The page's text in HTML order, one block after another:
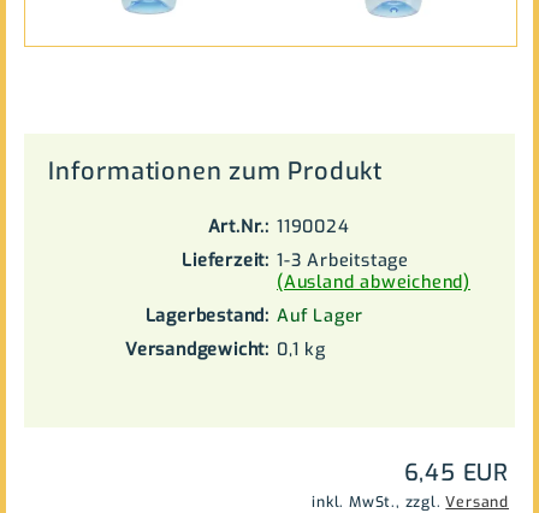
Informationen zum Produkt
Art.Nr.: 1190024
Lieferzeit: 1-3 Arbeitstage
(Ausland abweichend)
Lagerbestand: Auf Lager
Versandgewicht: 0,1 kg
6,45 EUR
inkl. MwSt., zzgl.Versand